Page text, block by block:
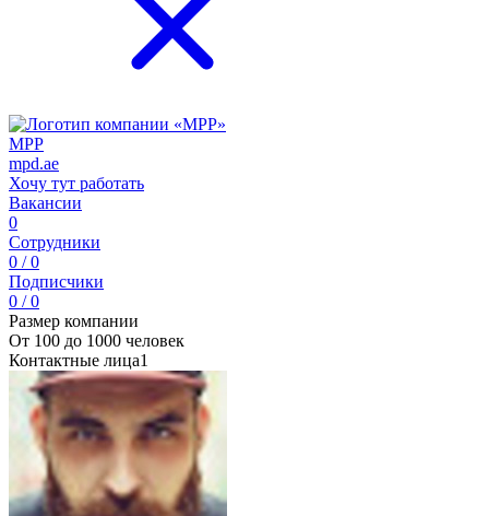
MPP
mpd.ae
Хочу тут работать
Вакансии
0
Сотрудники
0 / 0
Подписчики
0 / 0
Размер компании
От 100 до 1000 человек
Контактные лица1